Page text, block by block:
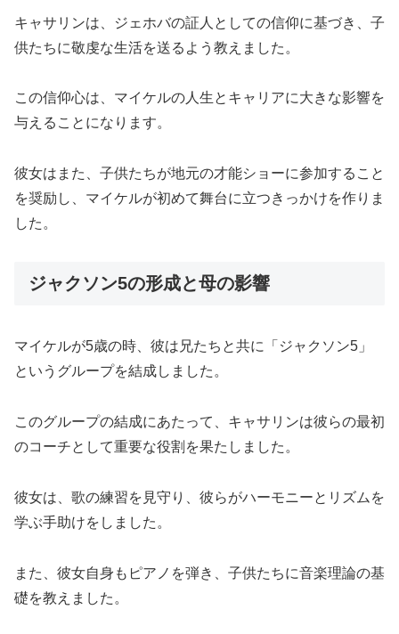
キャサリンは、ジェホバの証人としての信仰に基づき、子
供たちに敬虔な生活を送るよう教えました。
この信仰心は、マイケルの人生とキャリアに大きな影響を
与えることになります。
彼女はまた、子供たちが地元の才能ショーに参加すること
を奨励し、マイケルが初めて舞台に立つきっかけを作りま
した。
ジャクソン5の形成と母の影響
マイケルが5歳の時、彼は兄たちと共に「ジャクソン5」
というグループを結成しました。
このグループの結成にあたって、キャサリンは彼らの最初
のコーチとして重要な役割を果たしました。
彼女は、歌の練習を見守り、彼らがハーモニーとリズムを
学ぶ手助けをしました。
また、彼女自身もピアノを弾き、子供たちに音楽理論の基
礎を教えました。